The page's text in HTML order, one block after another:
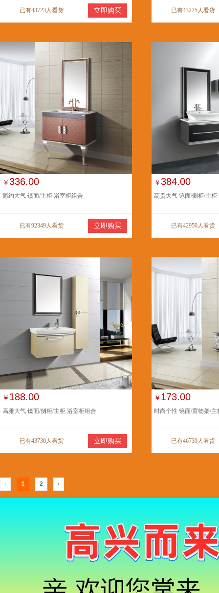
已有43723人看货 立即购买 已有43275人看货
￥336.00
简约大气 镜面/主柜 浴室柜组合
已有92349人看货 立即购买
￥384.00
高贵大气 镜面/侧柜/主柜
已有42950人看货
￥ 188.00
高雅大气 镜面/侧柜/主柜 浴室柜组合
已有43730人看货 立即购买
￥ 173.00
时尚个性 镜面/置物架/
已有46739人看货
‹ 1 2 ›